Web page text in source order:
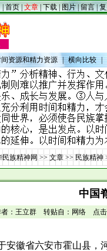
|首页|文章|下载| 图片|留言|
间资源和精力资源 | 横向比较
民族精神网>>文章>>民族精神
中国
者：王立群 转贴自：网络 点
安徽省六安市霍山县，